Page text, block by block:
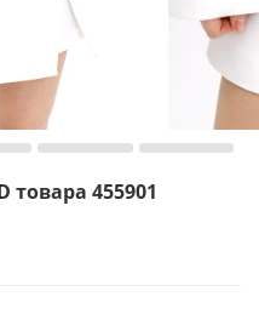
товара 455901